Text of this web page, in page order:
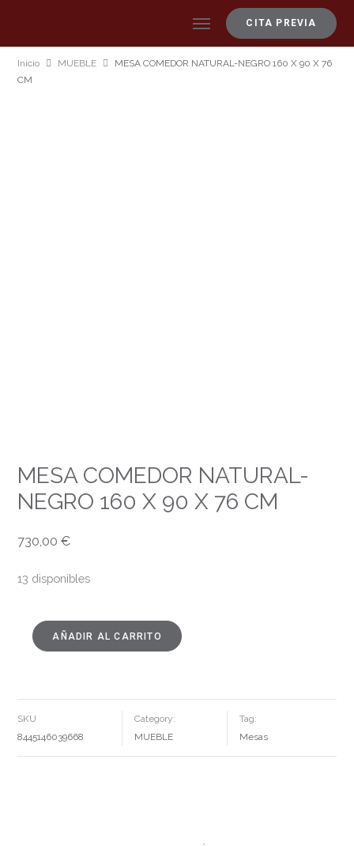
CITA PREVIA
Inicio MUEBLE
MESA COMEDOR NATURAL-NEGRO 160 X 90 X 76
CM
MESA COMEDOR NATURAL-
NEGRO 160 X 90 X 76 CM
730,00€
13 disponibles
MESA
COMEDOR
90
76
CANTIDAD
AÑADIR AL CARRITO
SKU
8445146039668
Category:
MUEBLE
Tag:
Mesas